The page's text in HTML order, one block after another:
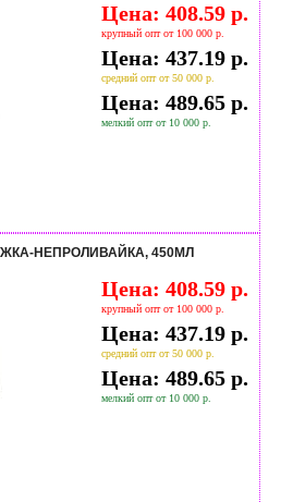
Цена: 408.59 р.
крупный опт от 100 000 р.
Цена: 437.19 р.
средний опт от 50 000 р.
Цена: 489.65 р.
мелкий опт от 10 000 р.
НЕПРОЛИВАЙКА, 450МЛ
Цена: 408.59 р.
крупный опт от 100 000 р.
Цена: 437.19 р.
средний опт от 50 000 р.
Цена: 489.65 р.
мелкий опт от 10 000 р.